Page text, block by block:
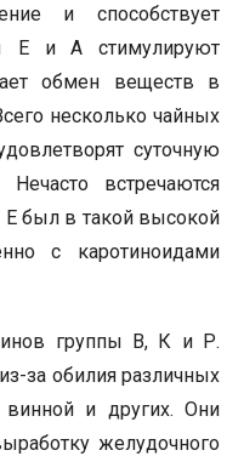
и способствует
Е и А стимулируют
обмен веществ в
несколько чайных
суточную
встречаются
Е был в такой высокой
с каротиноидами
группы В, К и Р.
за обилия различных
винной и других. Они
желудочного